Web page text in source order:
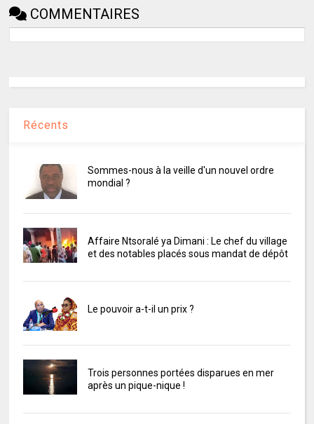
COMMENTAIRES
Récents
Sommes-nous à la veille d'un nouvel ordre
mondial ?
Affaire Ntsoralé ya Dimani : Le chef du village
et des notables placés sous mandat de dépôt
Le pouvoir a-t-il un prix ?
Trois personnes portées disparues en mer
après un pique-nique !